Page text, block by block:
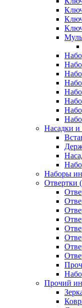
Насадки и
Наборы
Отвертки
Прочий